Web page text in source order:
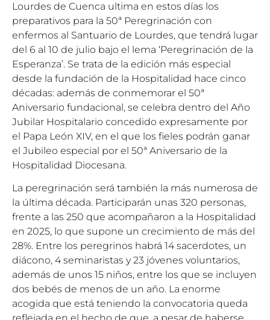
Lourdes de Cuenca ultima en estos días los
preparativos para la 50ª Peregrinación con
enfermos al Santuario de Lourdes, que tendrá lugar
del 6 al 10 de julio bajo el lema ‘Peregrinación de la
Esperanza’. Se trata de la edición más especial
desde la fundación de la Hospitalidad hace cinco
décadas: además de conmemorar el 50ª
Aniversario fundacional, se celebra dentro del Año
Jubilar Hospitalario concedido expresamente por
el Papa León XIV, en el que los fieles podrán ganar
el Jubileo especial por el 50ª Aniversario de la
Hospitalidad Diocesana.
La peregrinación será también la más numerosa de
la última década. Participarán unas 320 personas,
frente a las 250 que acompañaron a la Hospitalidad
en 2025, lo que supone un crecimiento de más del
28%. Entre los peregrinos habrá 14 sacerdotes, un
diácono, 4 seminaristas y 23 jóvenes voluntarios,
además de unos 15 niños, entre los que se incluyen
dos bebés de menos de un año. La enorme
acogida que está teniendo la convocatoria queda